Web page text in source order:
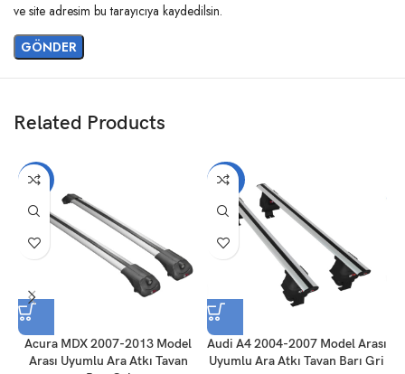
ve site adresim bu tarayıcıya kaydedilsin.
Related Products
-17%
Acura MDX 2007-2013 Model
Arası Uyumlu Ara Atkı Tavan
-20%
Audi A4 2004-2007 Model Arası
Uyumlu Ara Atkı Tavan Barı Gri